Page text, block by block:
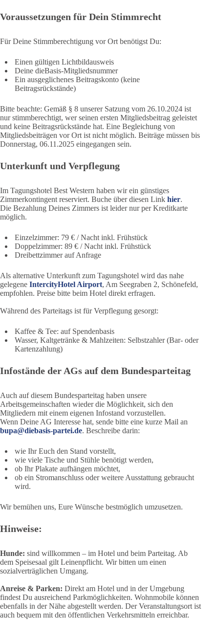
Voraussetzungen für Dein Stimmrecht
Für Deine Stimmberechtigung vor Ort benötigst Du:
Einen gültigen Lichtbildausweis
Deine dieBasis-Mitgliedsnummer
Ein ausgeglichenes Beitragskonto (keine
Beitragsrückstände)
Bitte beachte: Gemäß § 8 unserer Satzung vom 26.10.2024 ist
nur stimmberechtigt, wer seinen ersten Mitgliedsbeitrag geleistet
und keine Beitragsrückstände hat. Eine Begleichung von
Mitgliedsbeiträgen vor Ort ist nicht möglich. Beiträge müssen bis
Donnerstag, 06.11.2025 eingegangen sein.
Unterkunft und Verpflegung
Im Tagungshotel Best Western haben wir ein günstiges
Zimmerkontingent reserviert. Buche über diesen Link hier.
Die Bezahlung Deines Zimmers ist leider nur per Kreditkarte
möglich.
Einzelzimmer: 79 € / Nacht inkl. Frühstück
Doppelzimmer: 89 € / Nacht inkl. Frühstück
Dreibettzimmer auf Anfrage
Als alternative Unterkunft zum Tagungshotel wird das nahe
gelegene IntercityHotel Airport, Am Seegraben 2, Schönefeld,
empfohlen. Preise bitte beim Hotel direkt erfragen.
Während des Parteitags ist für Verpflegung gesorgt:
Kaffee & Tee: auf Spendenbasis
Wasser, Kaltgetränke & Mahlzeiten: Selbstzahler (Bar- oder
Kartenzahlung)
Infostände der AGs auf dem Bundesparteitag
Auch auf diesem Bundesparteitag haben unsere
Arbeitsgemeinschaften wieder die Möglichkeit, sich den
Mitgliedern mit einem eigenen Infostand vorzustellen.
Wenn Deine AG Interesse hat, sende bitte eine kurze Mail an
bupa@diebasis-partei.de. Beschreibe darin:
wie Ihr Euch den Stand vorstellt,
wie viele Tische und Stühle benötigt werden,
ob Ihr Plakate aufhängen möchtet,
ob ein Stromanschluss oder weitere Ausstattung gebraucht
wird.
Wir bemühen uns, Eure Wünsche bestmöglich umzusetzen.
Hinweise:
Hunde: sind willkommen – im Hotel und beim Parteitag. Ab
dem Speisesaal gilt Leinenpflicht. Wir bitten um einen
sozialverträglichen Umgang.
Anreise & Parken: Direkt am Hotel und in der Umgebung
findest Du ausreichend Parkmöglichkeiten. Wohnmobile können
ebenfalls in der Nähe abgestellt werden. Der Veranstaltungsort ist
auch bequem mit den öffentlichen Verkehrsmitteln erreichbar.